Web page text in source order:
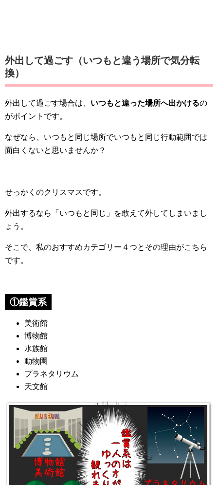
外出して過ごす（いつもと違う場所で気分転
換）
外出して過ごす場合は、 いつもと違った場所へ出かけるの
がポイントです。
なぜなら、いつもと同じ場所でいつもと同じ行動範囲では
面白くないと思いませんか？
せっかくのクリスマスです。
外出するなら「いつもと同じ」を敢えて外してしまいまし
ょう。
そこで、私のおすすめカテゴリー４つとその理由がこちら
です。
①鑑賞系
美術館
博物館
水族館
動物園
プラネタリウム
天文館